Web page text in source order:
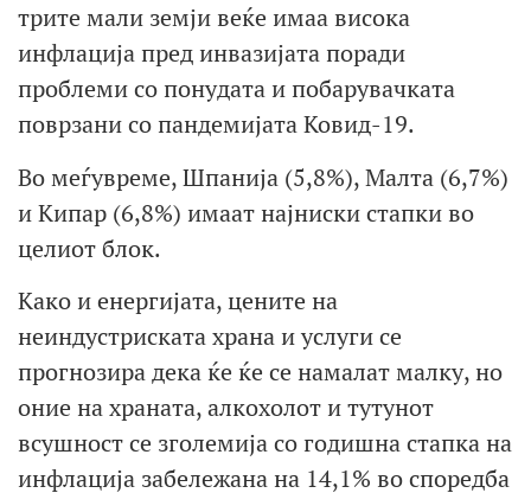
трите мали земји веќе имаа висока
инфлација пред инвазијата поради
проблеми со понудата и побарувачката
поврзани со пандемијата Ковид-19.
Во меѓувреме, Шпанија (5,8%), Малта (6,7%)
и Кипар (6,8%) имаат најниски стапки во
целиот блок.
Како и енергијата, цените на
неиндустриската храна и услуги се
прогнозира дека ќе ќе се намалат малку, но
оние на храната, алкохолот и тутунот
всушност се зголемија со годишна стапка на
инфлација забележана на 14,1% во споредба